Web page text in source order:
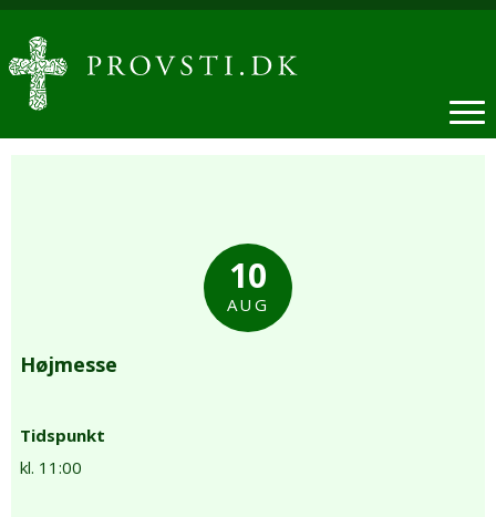
10
AUG
Højmesse
Tidspunkt
kl. 11:00